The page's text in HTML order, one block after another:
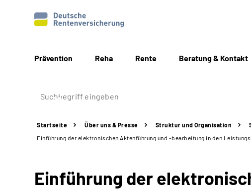
Prävention Reha Rente Beratung & Kontakt
Startseite Über uns & Presse Struktur und Organisation
Einführung der elektronischen Aktenführung und -bearbeitung in den
Einführung der